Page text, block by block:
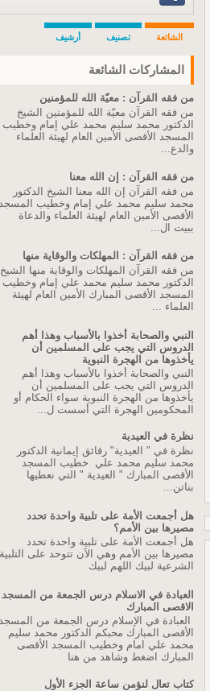
الشائعة تصنيف أرشيف
المشاركات الشائعة
من فقه القرآن : معيّة الله للمؤمنين
من فقه القرآن معيّة الله للمؤمنين الشيخ
الدكتور محمد سليم محمد علي إمام وخطيب
المسجد الأقصى الأمين العام لهيئة العلماء
والدع...
من فقه القرآن : إن الله معنا
من فقه القرآن إن الله معنا الشيخ الدكتور
محمد سليم محمد علي إمام وخطيب المسجد
الأقصى الأمين العام لهيئة العلماء والدعاة
ببيت ال...
من فقه القرآن : المهلكات والوقاية منها
من فقه القرآن المهلكات والوقاية منها الشيخ
الدكتور محمد سليم محمد علي إمام وخطيب
المسجد الأقصى المبارك الأمين العام لهيئة
العلماء ...
النبي والصحابة أخذوا بالأسباب وهذا أهم
الدروس التي يجب على المسلمين أن
يأخذوها من الهجرة النبوية
النبي والصحابة أخذوا بالأسباب وهذا أهم
الدروس التي يجب على المسلمين أن
يأخذوها من الهجرة النبوية سواء الحكام أو
المحكومين الهجرة التي أسست ل...
نظرة في العيدية
نظرة في " العيدية" رقائق إيمانية الدكتور
محمد سليم محمد علي خطيب المسجد
الأقصى المبارك " العيدية " التي نعطيها
بناتن...
هل أجمعت الأمة على تلبية واحدة تحدد
مصيرها بين الأمم؟
هل أجمعت الأمة على تلبية واحدة تحدد
مصيرها بين الأمم وهي الآن تتوحد على التلبية
الشرعية لبيك اللهم لبيك
العبادة في الاسلام درس الجمعة من المسجد
الاقصى المبارك
العبادة في الإسلام درس الجمعة من
الأقصى المبارك محبكم الدكتور محمد سليم
محمد علي امام وخطيب المسجد الأقصى
المبارك اضغط وشاهد من هنا
كتاب تعال لنؤمن ساعة الجزء الأول